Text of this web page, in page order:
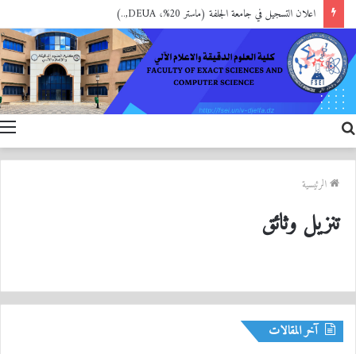
اعلان التسجيل في جامعة الجلفة (ماستر 20%، DEUA,..)
الرئيسية
تنزيل وثائق
آخر المقالات